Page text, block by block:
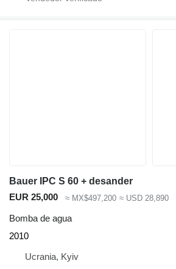
Bauer IPC S 60 + desander
EUR 25,000
≈ MX$497,200 ≈ USD 28,890
Bomba de agua
2010
Ucrania, Kyiv